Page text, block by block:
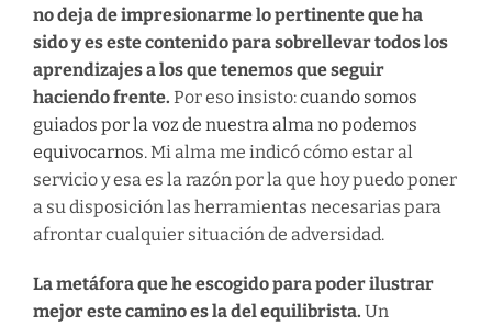
no deja de impresionarme lo pertinente que ha
sido y es este contenido para sobrellevar todos los
aprendizajes a los que tenemos que seguir
haciendo frente. Por eso insisto:cuando somos
guiados por la voz de nuestra alma no podemos
equivocarnos.Mi alma me indicó cómo estar al
servicio y esa es la razón por la que hoy puedo poner
a su disposición las herramientas necesarias para
afrontar cualquier situación de adversidad.
La metáfora que he escogido para poder ilustrar
mejor este camino es la del equilibrista. Un